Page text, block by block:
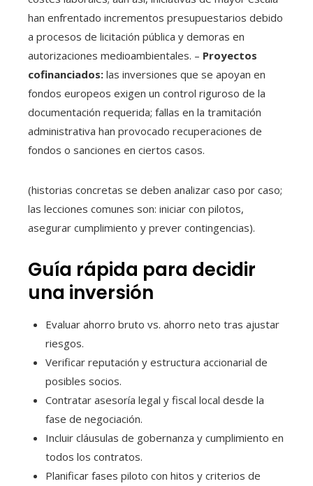
han enfrentado incrementos presupuestarios debido
a procesos de licitación pública y demoras en
autorizaciones medioambientales. – Proyectos
cofinanciados: las inversiones que se apoyan en
fondos europeos exigen un control riguroso de la
documentación requerida; fallas en la tramitación
administrativa han provocado recuperaciones de
fondos o sanciones en ciertos casos.
(historias concretas se deben analizar caso por caso;
las lecciones comunes son: iniciar con pilotos,
asegurar cumplimiento y prever contingencias).
Guía rápida para decidir
una inversión
Evaluar ahorro bruto vs. ahorro neto tras ajustar
riesgos.
Verificar reputación y estructura accionarial de
posibles socios.
Contratar asesoría legal y fiscal local desde la
fase de negociación.
Incluir cláusulas de gobernanza y cumplimiento en
todos los contratos.
Planificar fases piloto con hitos y criterios de